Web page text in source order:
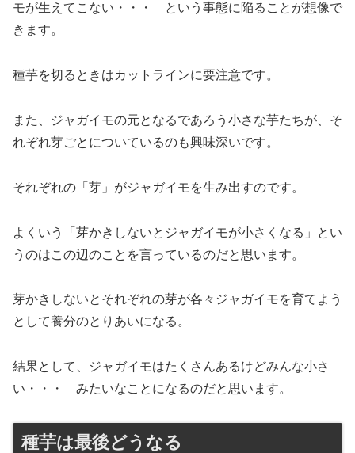
モが生えてこない・・・ という事態に陥ることが想像で
きます。
種芋を切るときはカットラインに要注意です。
また、ジャガイモの元となるであろう小さな芋たちが、そ
れぞれ芽ごとについているのも興味深いです。
それぞれの「芽」がジャガイモを生み出すのです。
よくいう「芽かきしないとジャガイモが小さくなる」とい
うのはこの辺のことを言っているのだと思います。
芽かきしないとそれぞれの芽が各々ジャガイモを育てよう
として養分のとりあいになる。
結果として、ジャガイモはたくさんあるけどみんな小さ
い・・・ みたいなことになるのだと思います。
種芋は最後どうなる